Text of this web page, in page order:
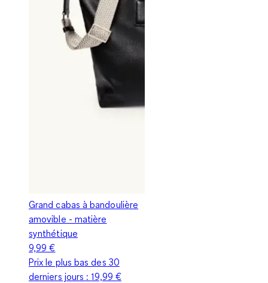
Grand cabas à bandoulière
amovible - matière
synthétique
9,99 €
Prix le plus bas des 30
derniers jours :19,99 €